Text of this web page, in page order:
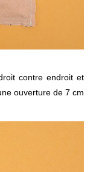
contre endroit et
ouverture de 7 cm